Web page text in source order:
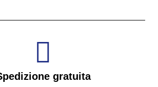
gratuita